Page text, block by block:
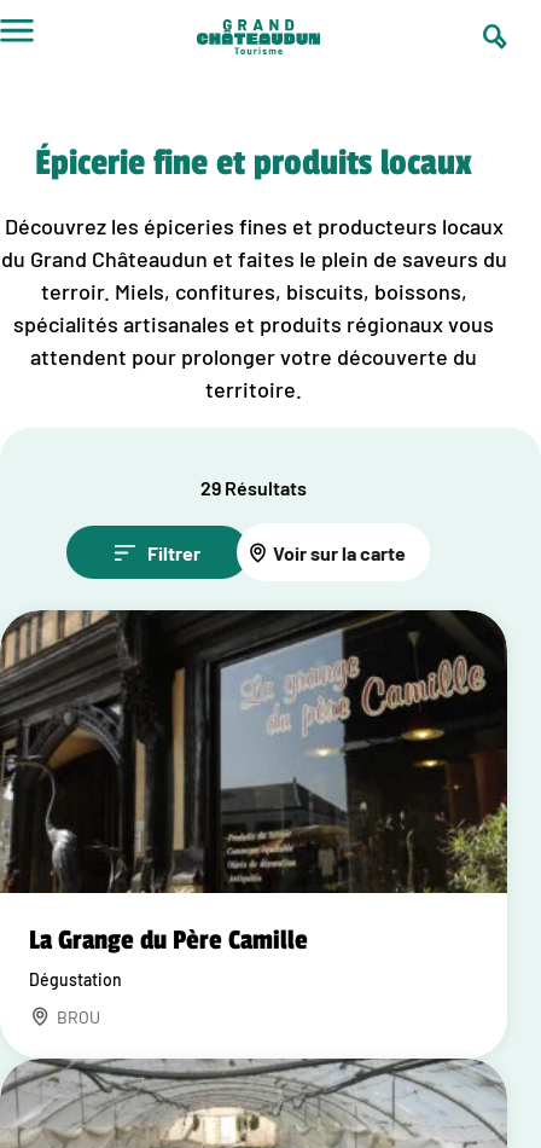
au
Épicerie fine et produits locaux
Découvrez les épiceries fines et producteurs locaux
du Grand Châteaudun et faites le plein de saveurs du
terroir. Miels, confitures, biscuits, boissons,
spécialités artisanales et produits régionaux vous
attendent pour prolonger votre découverte du
territoire.
29 Résultats
Filtrer Voir sur la carte
La Grange du Père Camille
Dégustation
BROU